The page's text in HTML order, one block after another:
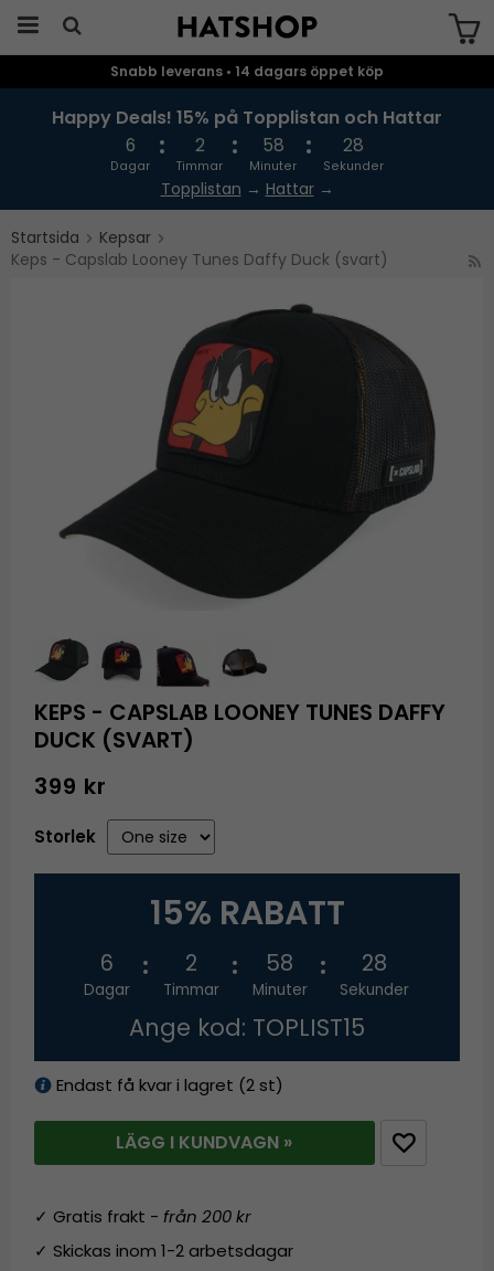
Snabb leverans • 14 dagars öppet köp
Happy Deals! 15% på Topplistan och Hattar
6
Dagar
2
Timmar
58
Minuter
28
Sekunder
Topplistan → Hattar→
Startsida
Kepsar
Keps - Capslab Looney Tunes Daffy Duck (svart)
KEPS - CAPSLAB LOONEY TUNES DAFFY
DUCK (SVART)
399 kr
Storlek
15% RABATT
6
Dagar
2
Timmar
58
Minuter
28
Sekunder
Ange kod: TOPLIST15
Endast få kvar i lagret (2 st)
LÄGG I KUNDVAGN »
✓ Gratis frakt -från 200 kr
✓ Skickas inom 1-2 arbetsdagar